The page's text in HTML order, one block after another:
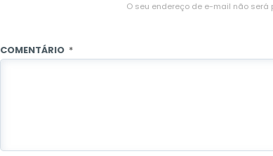
O seu endereço de e-mail não será
COMENTÁRIO *